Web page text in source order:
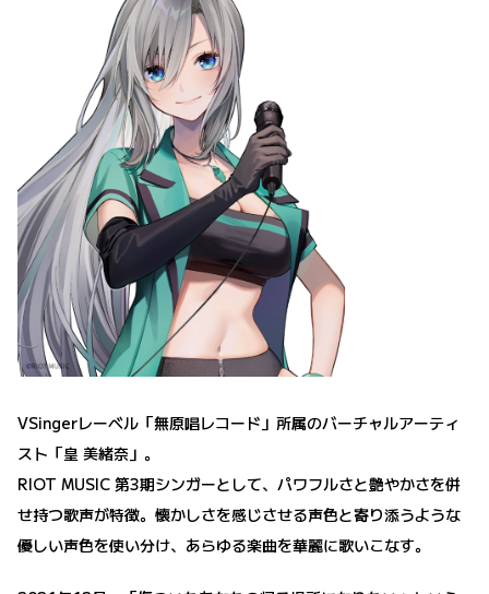
VSingerレーベル「無原唱レコード」所属のバーチャルアーティ
スト「皇 美緒奈」。
RIOT MUSIC 第3期シンガーとして、パワフルさと艶やかさを併
せ持つ歌声が特徴。懐かしさを感じさせる声色と寄り添うような
優しい声色を使い分け、あらゆる楽曲を華麗に歌いこなす。